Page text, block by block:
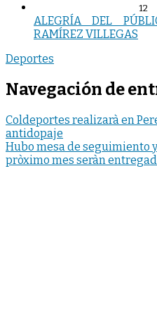
12
ALEGRÍA DEL
RAMÍREZ VILLEGAS
Deportes
Navegación de
Coldeportes realizarà en
antidopaje
Hubo mesa de seguimiento
pròximo mes seràn